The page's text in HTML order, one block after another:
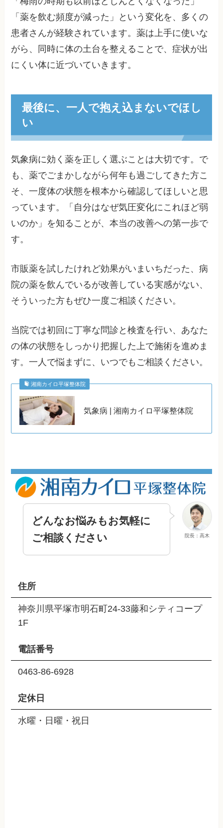
「薬を飲む頻度が減った」という変化を、多くの
患者さんが経験されています。薬は上手に使いな
がら、同時に体の土台を整えることで、症状が出
にくい体に近づいていきます。
最後に、一人で抱え込まないでほし
い
気象病に効く薬を正しく選ぶことは大切です。で
も、薬でごまかしながら何年も過ごしてきた方こ
そ、一度体の状態を根本から確認してほしいと思
っています。「自分はなぜ気圧変化にこれほど弱
いのか」を知ることが、本当の改善への第一歩で
す。
市販薬を試したけれど効果がいまいちだった、病
院の薬を飲んでいるが改善している実感がない、
そういった方もぜひ一度ご相談ください。
当院では初回に丁寧な問診と検査を行い、あなた
の体の状態をしっかり把握した上で施術を進めま
す。一人で悩まずに、いつでもご相談ください。
湘南カイロ平塚整体院
気象病 | 湘南カイロ平塚整体院
院長：高木
どんなお悩みもお気軽に
ご相談ください
住所
神奈川県平塚市明石町24-33藤和シティコープ
1F
電話番号
0463-86-6928
定休日
水曜・日曜・祝日